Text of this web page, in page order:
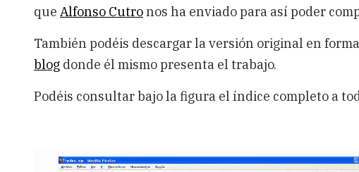
que Alfonso Cutronos ha enviado para así poder
También podéis descargar la versión original en
blog donde él mismo presenta el trabajo.
Podéis consultar bajo la figura el índice completo a